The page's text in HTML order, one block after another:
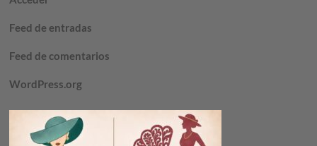
Feed de entradas
Feed de comentarios
WordPress.org